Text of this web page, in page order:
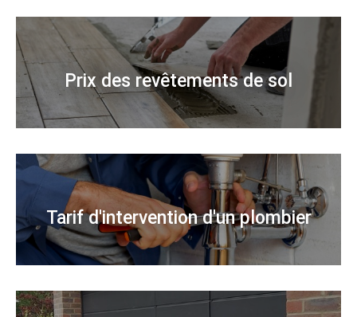
Prix des revêtements de sol
Tarif d'intervention d'un plombier